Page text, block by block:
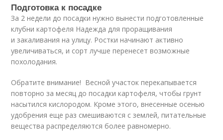
Подготовка к посадке
За 2 недели до посадки нужно вынести подготовленные
клубни картофеля Надежда для проращивания
и закаливания на улицу. Ростки начинают активно
увеличиваться, и сорт лучше перенесет возможные
похолодания.
Обратите внимание! Весной участок перекапывается
повторно за месяц до посадки картофеля, чтобы грунт
насытился кислородом. Кроме этого, внесенные осенью
удобрения еще раз смешиваются с землей, питательные
вещества распределяются более равномерно.